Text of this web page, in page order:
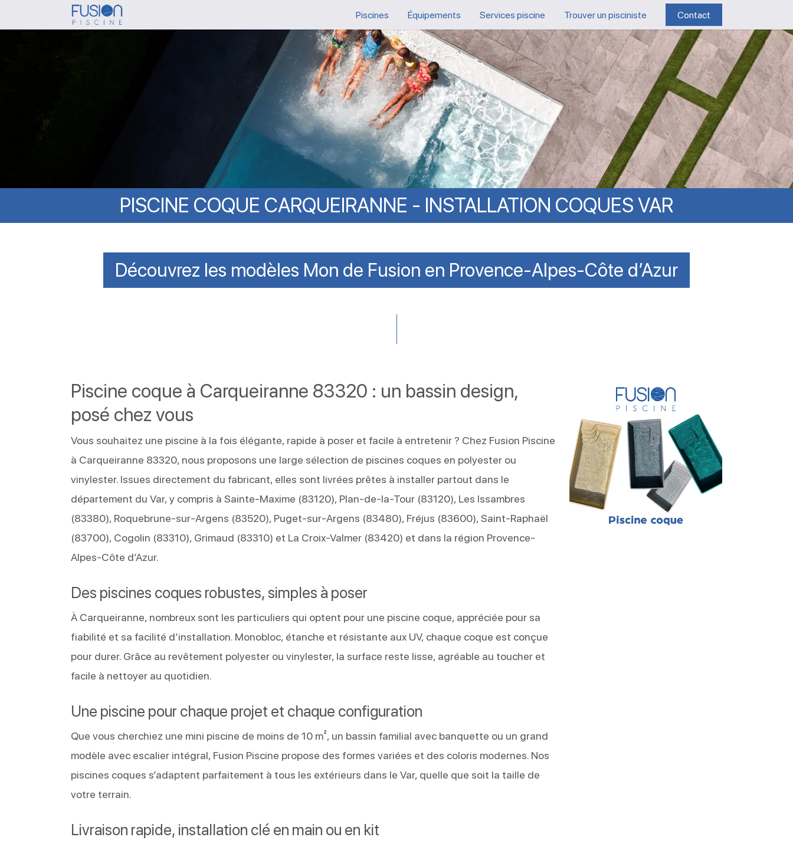
to
Piscines Équipements Services piscine Trouver un pisciniste Contact
PISCINE COQUE CARQUEIRANNE - INSTALLATION COQUES VAR
Découvrez les modèles Mon de Fusion en Provence-Alpes-Côte d’Azur
Piscine coque à Carqueiranne 83320 : un bassin design,
posé chez vous
Vous souhaitez une piscine à la fois élégante, rapide à poser et facile à entretenir ? Chez Fusion Piscine
à Carqueiranne 83320, nous proposons une large sélection de piscines coques en polyester ou
vinylester. Issues directement du fabricant, elles sont livrées prêtes à installer partout dans le
département du Var, y compris à Sainte-Maxime (83120), Plan-de-la-Tour (83120), Les Issambres
(83380), Roquebrune-sur-Argens (83520), Puget-sur-Argens (83480), Fréjus (83600), Saint-Raphaël
(83700), Cogolin (83310), Grimaud (83310) et La Croix-Valmer (83420) et dans la région Provence-
Alpes-Côte d’Azur.
Des piscines coques robustes, simples à poser
À Carqueiranne, nombreux sont les particuliers qui optent pour une piscine coque, appréciée pour sa
fiabilité et sa facilité d’installation. Monobloc, étanche et résistante aux UV, chaque coque est conçue
pour durer. Grâce au revêtement polyester ou vinylester, la surface reste lisse, agréable au toucher et
facile à nettoyer au quotidien.
Une piscine pour chaque projet et chaque configuration
Que vous cherchiez une mini piscine de moins de 10 m², un bassin familial avec banquette ou un grand
modèle avec escalier intégral, Fusion Piscine propose des formes variées et des coloris modernes. Nos
piscines coques s’adaptent parfaitement à tous les extérieurs dans le Var, quelle que soit la taille de
votre terrain.
Livraison rapide, installation clé en main ou en kit